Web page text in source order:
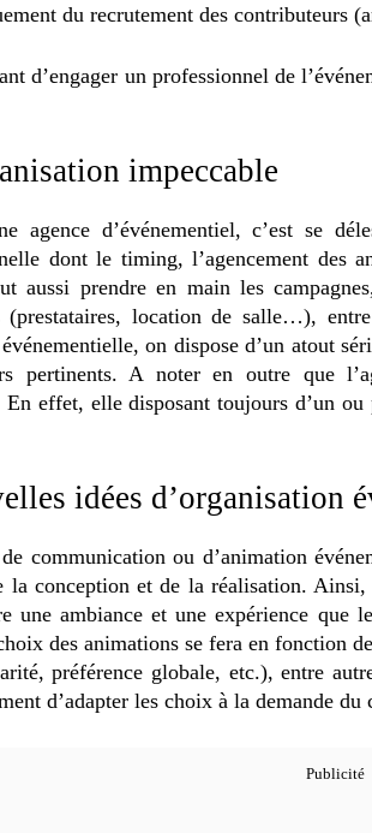
du recrutement des contributeurs
d’engager un professionnel de
impeccable
agence d’événementiel, c’est se
dont le timing, l’agencement des
aussi prendre en main les
(prestataires, location de salle…),
on dispose d’un atout
pertinents. A noter en outre que
En effet, elle disposant toujours d’un
idées d’organisation
communication ou d’animation
la conception et de la réalisation.
une ambiance et une expérience que
des animations se fera en fonction
préférence globale, etc.), entre
d’adapter les choix à la demande du